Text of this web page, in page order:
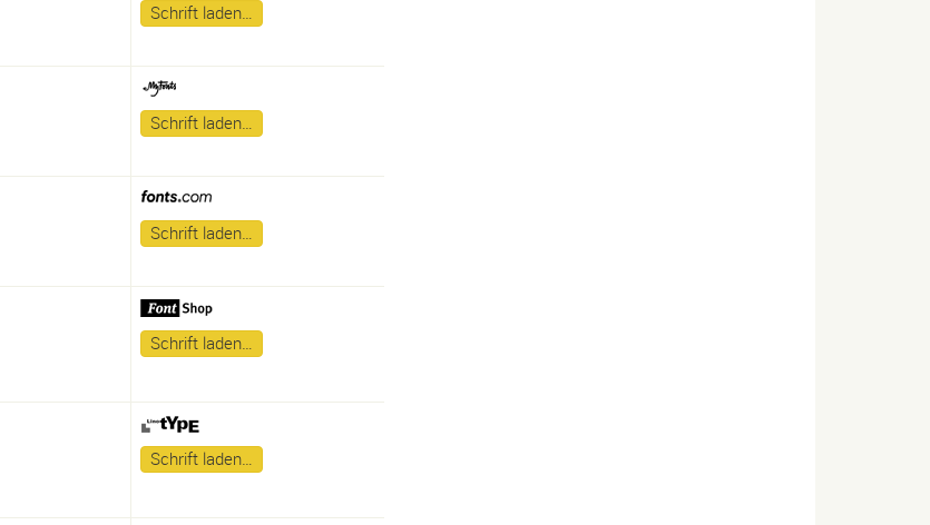
Schrift laden…
Schrift laden…
Schrift laden…
Schrift laden…
Schrift laden…